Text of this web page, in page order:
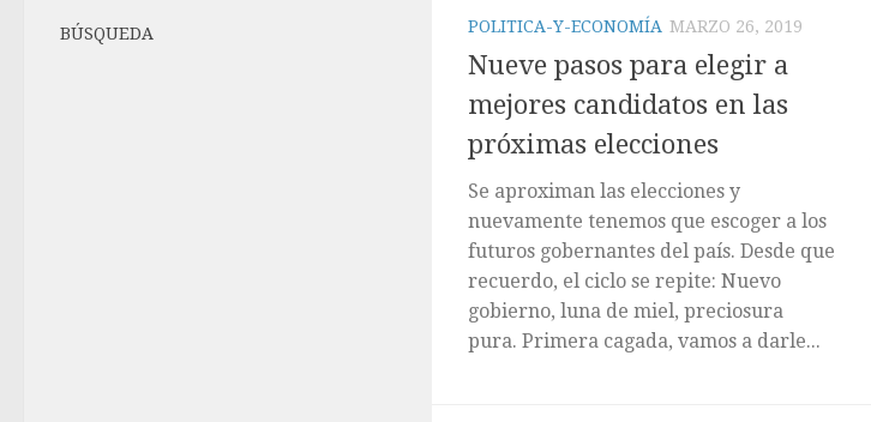
POLITICA-Y-ECONOMÍA MARZO 26, 2019
Nueve pasos para elegir a
mejores candidatos en las
próximas elecciones
Se aproximan las elecciones y
nuevamente tenemos que escoger a los
futuros gobernantes del país. Desde que
recuerdo, el ciclo se repite: Nuevo
gobierno, luna de miel, preciosura
pura. Primera cagada, vamos a darle...
BÚSQUEDA